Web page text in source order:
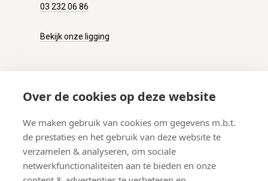
Over de cookies op deze website
We maken gebruik van cookies om gegevens m.b.t.
de prestaties en het gebruik van deze website te
verzamelen & analyseren, om sociale
netwerkfunctionaliteiten aan te bieden en onze
03 232 06 86
Bekijk onze ligging
Verzenden
Retourneren
Betalen
Veelgestelde vragen